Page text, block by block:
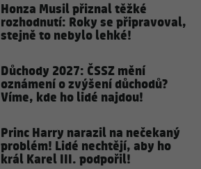
Honza Musil přiznal těžké
rozhodnutí: Roky se připravoval,
stejně to nebylo lehké!
Důchody 2027: ČSSZ mění
oznámení o zvýšení důchodů?
Víme, kde ho lidé najdou!
Princ Harry narazil na nečekaný
problém! Lidé nechtějí, aby ho
král Karel III. podpořil!